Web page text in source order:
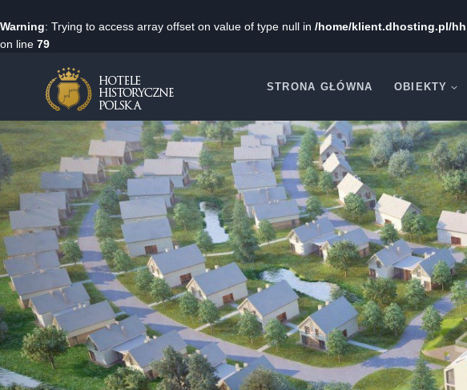
Warning: Trying to access array offset on value of type null in /home/klient.dhosting.pl/
on line 79
STRONA GŁÓWNA OBIEKTY